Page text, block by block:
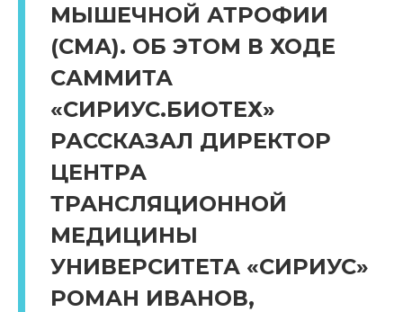
МЫШЕЧНОЙ АТРОФИИ
(СМА). ОБ ЭТОМ В ХОДЕ
САММИТА
«СИРИУС.БИОТЕХ»
РАССКАЗАЛ ДИРЕКТОР
ЦЕНТРА
ТРАНСЛЯЦИОННОЙ
МЕДИЦИНЫ
УНИВЕРСИТЕТА «СИРИУС»
РОМАН ИВАНОВ,